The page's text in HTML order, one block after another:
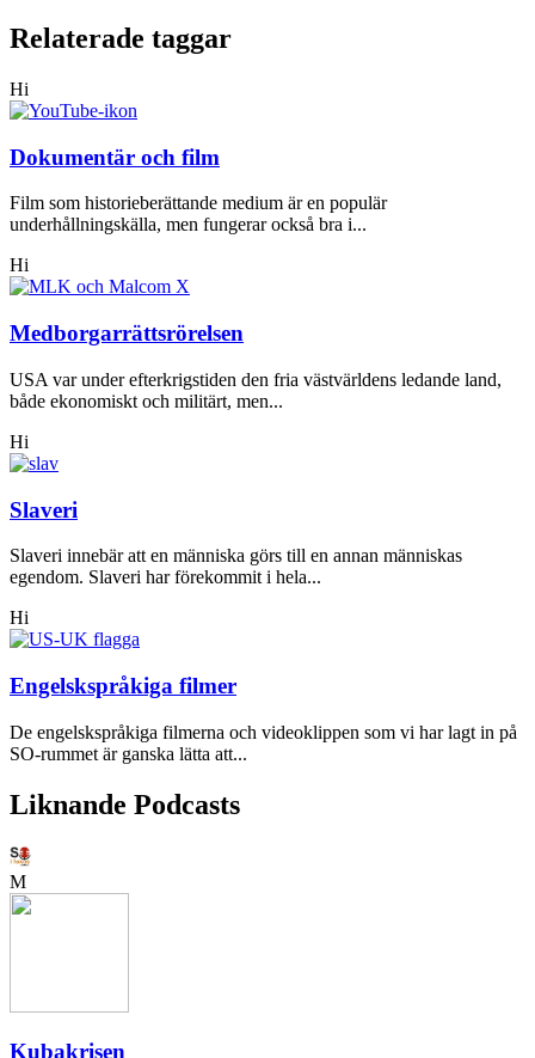
Relaterade taggar
Hi
Dokumentär och film
Film som historieberättande medium är en populär
underhållningskälla, men fungerar också bra i...
Hi
Medborgarrättsrörelsen
USA var under efterkrigstiden den fria västvärldens ledande land,
både ekonomiskt och militärt, men...
Hi
Slaveri
Slaveri innebär att en människa görs till en annan människas
egendom. Slaveri har förekommit i hela...
Hi
Engelskspråkiga filmer
De engelskspråkiga filmerna och videoklippen som vi har lagt in på
SO-rummet är ganska lätta att...
Liknande Podcasts
M
Kubakrisen